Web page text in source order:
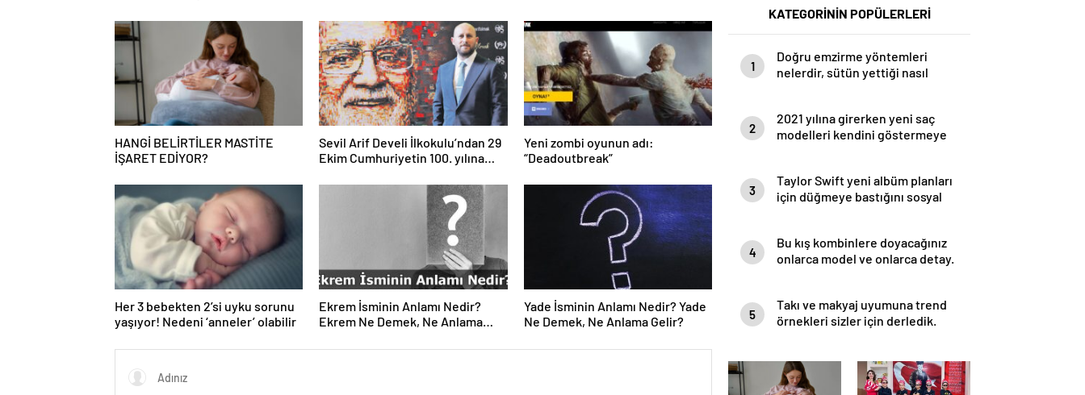
HANGİ BELİRTİLER MASTİTE
İŞARET EDİYOR?
Sevil Arif Develi İlkokulu’ndan 29
Ekim Cumhuriyetin 100. yılına
Yeni zombi oyunun adı:
“Deadoutbreak”
Her 3 bebekten 2’si uyku sorunu
yaşıyor! Nedeni ‘anneler’ olabilir
Ekrem İsminin Anlamı Nedir?
Ekrem Ne Demek, Ne Anlama
Yade İsminin Anlamı Nedir? Yade
Ne Demek, Ne Anlama Gelir?
KATEGORİNİN POPÜLERLERİ
1
Doğru emzirme yöntemleri
nelerdir, sütün yettiği nasıl
2
2021 yılına girerken yeni saç
modelleri kendini göstermeye
3
Taylor Swift yeni albüm planları
için düğmeye bastığını sosyal
4
Bu kış kombinlere doyacağınız
onlarca model ve onlarca detay.
5
Takı ve makyaj uyumuna trend
örnekleri sizler için derledik.